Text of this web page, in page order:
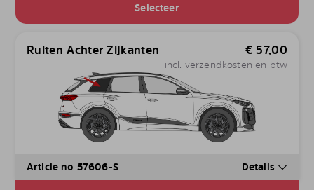
Selecteer
Ruiten Achter Zijkanten € 57,00
incl. verzendkosten en btw
Article no 57606-S Details